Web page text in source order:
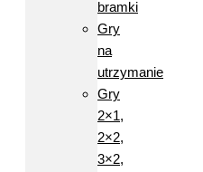
bramki
Gry
na
utrzymanie
Gry
2×1,
2×2,
3×2,